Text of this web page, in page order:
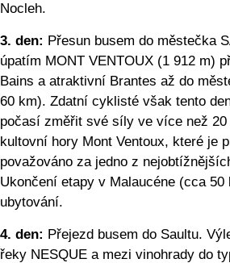
Nocleh.
3. den: Přesun busem do městečka
úpatím MONT VENTOUX (1 912 m)
Bains a atraktivní Brantes až do
60 km). Zdatní cyklisté však tento
počasí změřit své síly ve více než
kultovní hory Mont Ventoux, které je
považováno za jedno z
Ukončení etapy v Malaucéne (cca
ubytování.
4. den: Přejezd busem do Saultu.
řeky NESQUE a mezi vinohrady do